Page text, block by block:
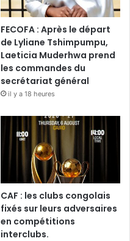
FECOFA : Après le départ
de Lyliane Tshimpumpu,
Laeticia Muderhwa prend
les commandes du
secrétariat général
il y a 18 heures
CAF : les clubs congolais
fixés sur leurs adversaires
en compétitions
interclubs.